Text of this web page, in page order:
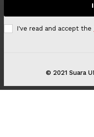
I've read and accept the
© 2021 Suara